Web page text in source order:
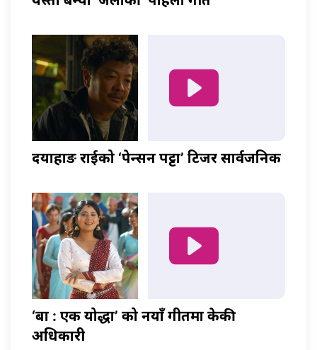
दयाहाङ राईको ‘पेन्सन पट्टा’ टिजर सार्वजनिक
‘बा : एक योद्धा’ को नयाँ गीतमा केकी
अधिकारी